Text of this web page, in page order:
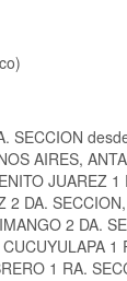
SECCION
AIRES,
JUAREZ
DA.
2 DA.
1 RA.